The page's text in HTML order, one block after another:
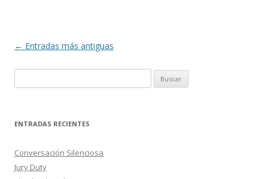
k r
Navegación
← Entradas más antiguas
u
c
r
:
ENTRADAS RECIENTES
Conversación Silenciosa
Jury Duty